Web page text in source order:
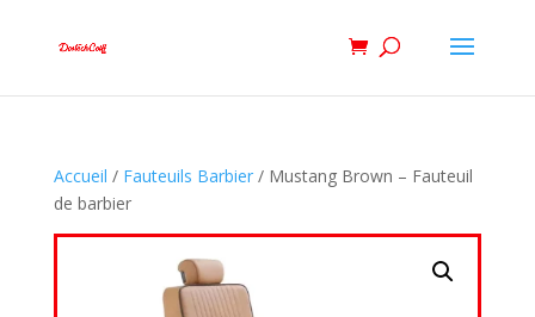
Accueil / Fauteuils Barbier/ Mustang Brown – Fauteuil
de barbier